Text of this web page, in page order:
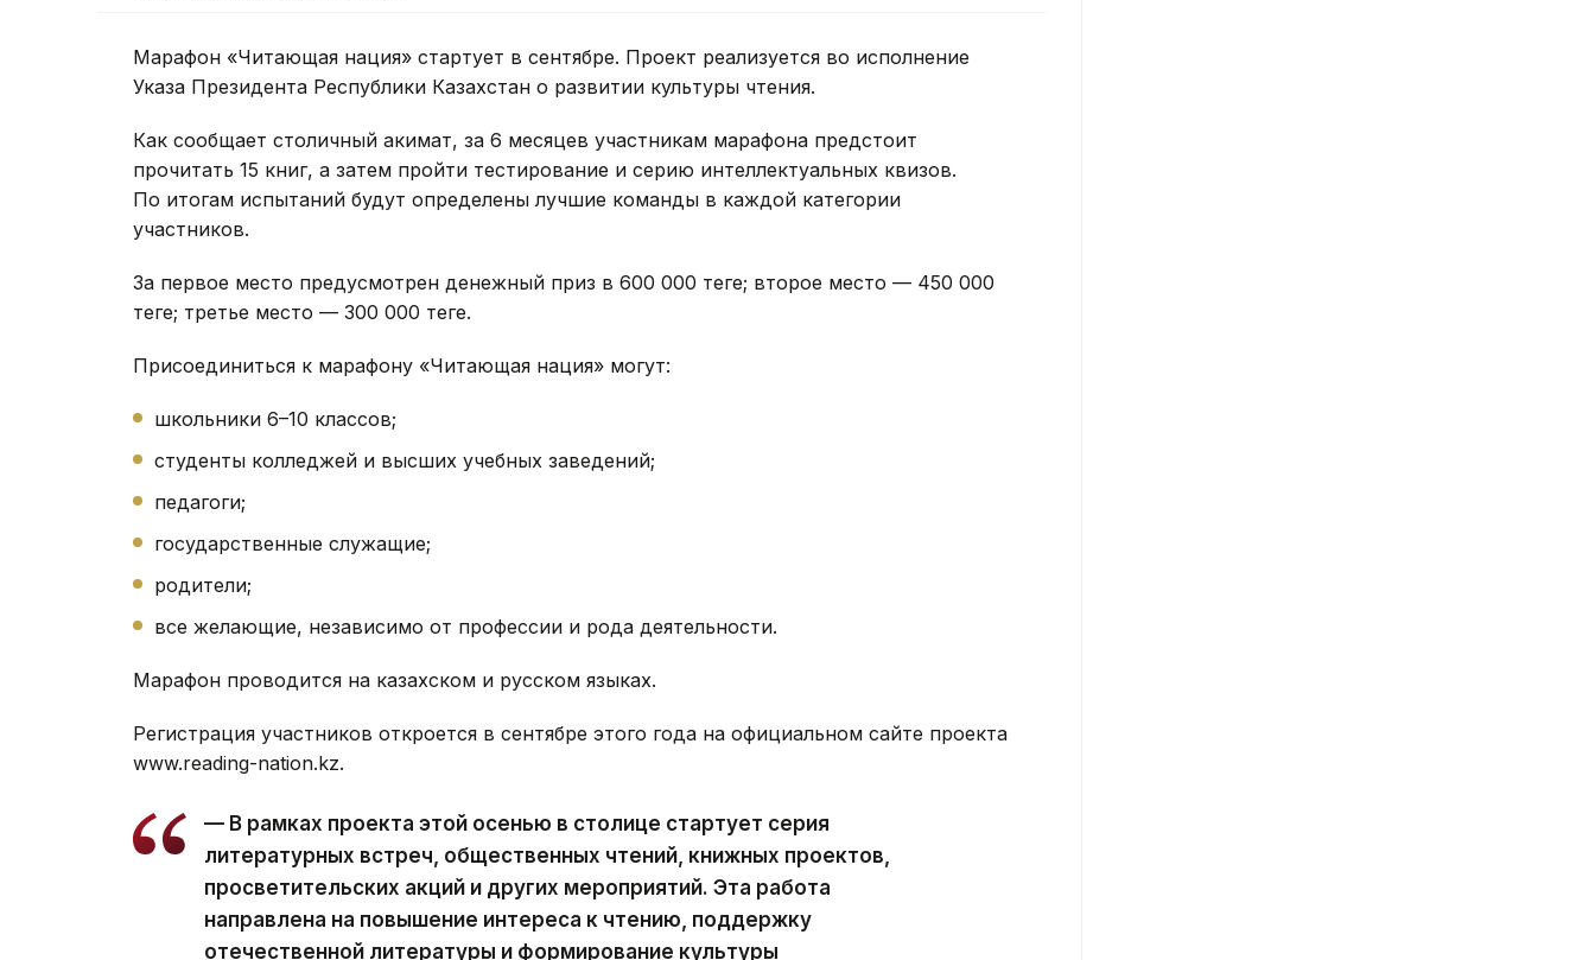
Марафон «Читающая нация» стартует в сентябре. Проект реализуется во исполнение
Указа Президента Республики Казахстан о развитии культуры чтения.
Как сообщает столичный акимат, за 6 месяцев участникам марафона предстоит
прочитать 15 книг, а затем пройти тестирование и серию интеллектуальных квизов.
По итогам испытаний будут определены лучшие команды в каждой категории
участников.
За первое место предусмотрен денежный приз в 600 000 теңге; второе место — 450 000
теңге; третье место — 300 000 теңге.
Присоединиться к марафону «Читающая нация» могут:
школьники 6–10 классов;
студенты колледжей и высших учебных заведений;
педагоги;
государственные служащие;
родители;
все желающие, независимо от профессии и рода деятельности.
Марафон проводится на казахском и русском языках.
Регистрация участников откроется в сентябре этого года на официальном сайте проекта
www.reading-nation.kz.
— В рамках проекта этой осенью в столице стартует серия
литературных встреч, общественных чтений, книжных проектов,
просветительских акций и других мероприятий. Эта работа
направлена на повышение интереса к чтению, поддержку
отечественной литературы и формирование культуры